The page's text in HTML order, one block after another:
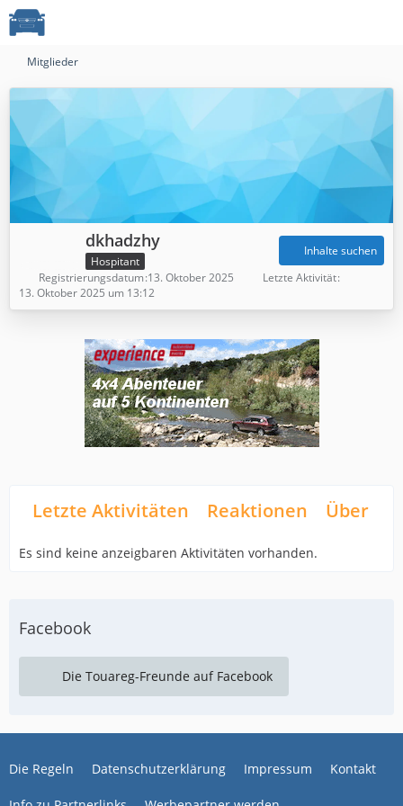
Mitglieder
dkhadzhy
Hospitant
Inhalte suchen
Registrierungsdatum 13. Oktober 2025
Letzte Aktivität
13. Oktober 2025 um 13:12
Letzte Aktivitäten Reaktionen Über
Es sind keine anzeigbaren Aktivitäten vorhanden.
Facebook
Die Touareg-Freunde auf Facebook
Die Regeln Datenschutzerklärung Impressum Kontakt